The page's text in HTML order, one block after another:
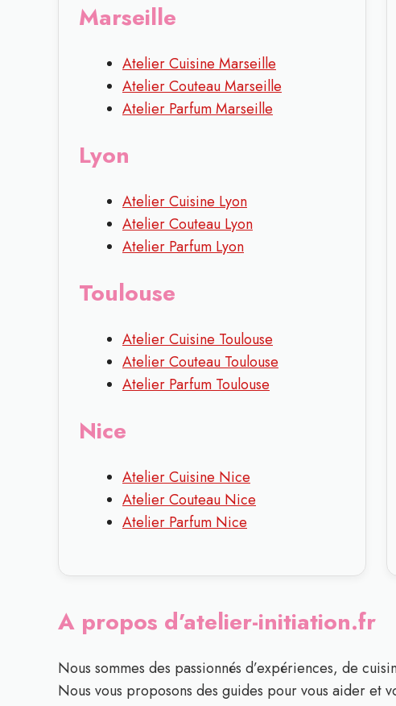
Marseille
Atelier Cuisine Marseille
Atelier Couteau Marseille
Atelier Parfum Marseille
Lyon
Atelier Cuisine Lyon
Atelier Couteau Lyon
Atelier Parfum Lyon
Toulouse
Atelier Cuisine Toulouse
Atelier Couteau Toulouse
Atelier Parfum Toulouse
Nice
Atelier Cuisine Nice
Atelier Couteau Nice
Atelier Parfum Nice
A propos d’atelier-initiation.fr
Nous sommes des passionnés d’expériences, de
Nous vous proposons des guides pour vous aider et